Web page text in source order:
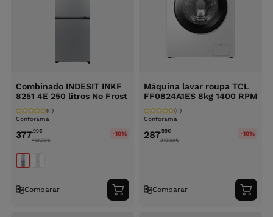
Combinado INDESIT INKF
8251 4E 250 litros No Frost
Conforama
(0)
377,99€
419.99€
-10%
Comparar
Adicionar
ao
Máquina lavar roupa TCL
FF0824A1ES 8kg 1400 RPM
Conforama
(0)
287,99€
319.99€
-10%
Comparar
ao